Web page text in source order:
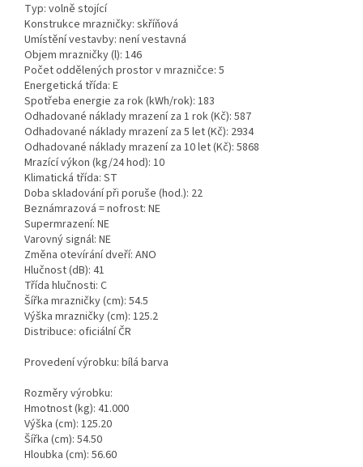
Typ: volně stojící
Konstrukce mrazničky: skříňová
Umístění vestavby: není vestavná
Objem mrazničky (l): 146
Počet oddělených prostor v mrazničce: 5
Energetická třída: E
Spotřeba energie za rok (kWh/rok): 183
Odhadované náklady mrazení za 1 rok (Kč): 587
Odhadované náklady mrazení za 5 let (Kč): 2934
Odhadované náklady mrazení za 10 let (Kč): 5868
Mrazící výkon (kg/24 hod): 10
Klimatická třída: ST
Doba skladování při poruše (hod.): 22
Beznámrazová = nofrost: NE
Supermrazení: NE
Varovný signál: NE
Změna otevírání dveří: ANO
Hlučnost (dB): 41
Třída hlučnosti: C
Šířka mrazničky (cm): 54.5
Výška mrazničky (cm): 125.2
Distribuce: oficiální ČR
Provedení výrobku: bílá barva
Rozměry výrobku:
Hmotnost (kg): 41.000
Výška (cm): 125.20
Šířka (cm): 54.50
Hloubka (cm): 56.60